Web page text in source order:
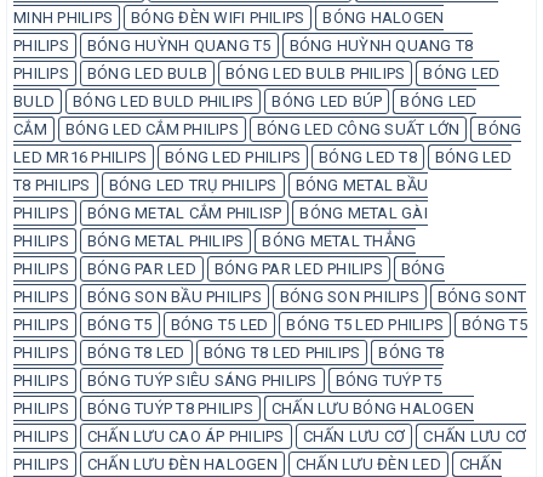
MINH PHILIPS
BÓNG ĐÈN WIFI PHILIPS
BÓNG HALOGEN
PHILIPS
BÓNG HUỲNH QUANG T5
BÓNG HUỲNH QUANG T8
PHILIPS
BÓNG LED BULB BÓNG LED BULB PHILIPS
BÓNG LED
BULD
BÓNG LED BULD PHILIPS BÓNG LED BÚP
BÓNG LED
CẮM
BÓNG LED CẮM PHILIPS BÓNG LED CÔNG SUẤT LỚN
BÓNG
LED MR16 PHILIPS
BÓNG LED PHILIPS BÓNG LED T8
BÓNG LED
T8 PHILIPS
BÓNG LED TRỤ PHILIPS
BÓNG METAL BẦU
PHILIPS
BÓNG METAL CẮM PHILISP
BÓNG METAL GÀI
PHILIPS
BÓNG METAL PHILIPS
BÓNG METAL THẲNG
PHILIPS
BÓNG PAR LED BÓNG PAR LED PHILIPS
BÓNG
PHILIPS
BÓNG SON BẦU PHILIPS BÓNG SON PHILIPS
BÓNG SONT
PHILIPS
BÓNG T5 BÓNG T5 LED BÓNG T5 LED PHILIPS
BÓNG T5
PHILIPS
BÓNG T8 LED BÓNG T8 LED PHILIPS
BÓNG T8
PHILIPS
BÓNG TUÝP SIÊU SÁNG PHILIPS
BÓNG TUÝP T5
PHILIPS
BÓNG TUÝP T8 PHILIPS
CHẤN LƯU BÓNG HALOGEN
PHILIPS
CHẤN LƯU CAO ÁP PHILIPS CHẤN LƯU CƠ
CHẤN LƯU CƠ
PHILIPS
CHẤN LƯU ĐÈN HALOGEN CHẤN LƯU ĐÈN LED
CHẤN